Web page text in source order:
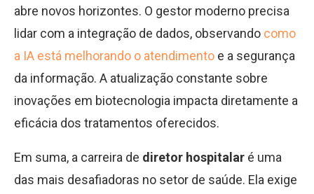
abre novos horizontes. O gestor moderno precisa
lidar com a integração de dados, observando como
a IA está melhorando o atendimento e a segurança
da informação. A atualização constante sobre
inovações em biotecnologia impacta diretamente a
eficácia dos tratamentos oferecidos.
Em suma, a carreira de diretor hospitalar é uma
das mais desafiadoras no setor de saúde. Ela exige